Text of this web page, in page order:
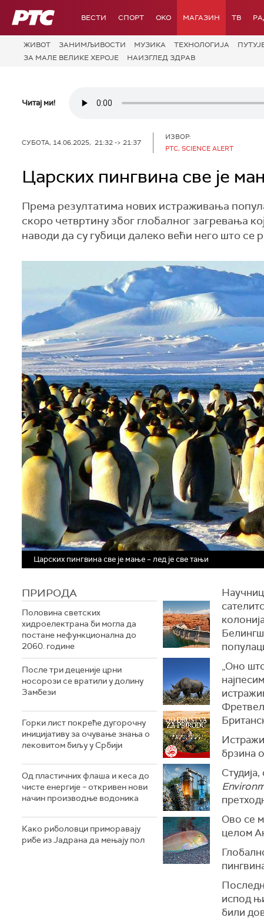
РТС ВЕСТИ СПОРТ OKO МАГАЗИН ТВ
ЖИВОТ ЗАНИМЉИВОСТИ МУЗИКА ТЕХНОЛОГИЈA
ЗА МАЛЕ ВЕЛИКЕ ХЕРОЈЕ
НАИЗГЛЕД ЗДРАВ
Читај ми!
СУБОТА, 14.06.2025, 21:32 -> 21:37
ИЗВОР:
РТС, SCIENCE ALERT
Царских пингвина све је
Према резултатима нових истраживања
скоро четвртину због глобалног загревања
наводи да су губици далеко већи него што се
Царских пингвина све је мање – лед је све тањи
ПРИРОДА
Половина светских
хидроелектрана би могла да
постане нефункционална до
2060. године
После три деценије црни
носорози се вратили у долину
Замбези
Горки лист покреће дугорочну
иницијативу за очување знања о
лековитом биљу у Србији
Од пластичних флаша и кеса до
чисте енергије – откривен нови
начин производње водоника
Како риболовци приморавају
рибе из Јадрана да мењају пол
„Оно
брзина
Ово се
целом
испод
били